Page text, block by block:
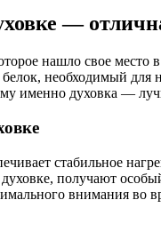
—
нашло свое
необходимый для
именно духовка —
стабильное
получают
внимания во